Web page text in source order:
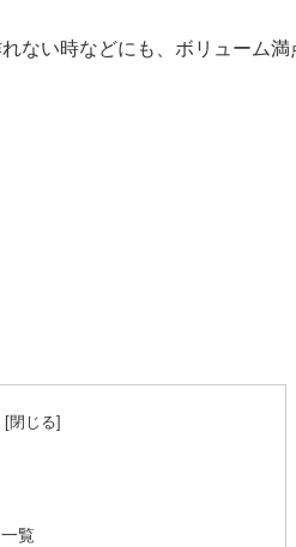
ない時などにも、ボリューム
覧